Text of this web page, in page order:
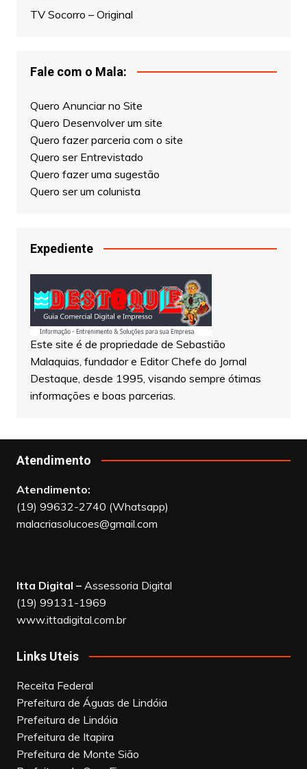
TV Socorro – Original
Fale com o Mala:
Quero Anunciar no Site
Quero Desenvolver um site
Quero fazer parceria com o site
Quero ser Entrevistado
Quero fazer uma sugestão
Quero ser um colunista
Expediente
Este site é de propriedade de Sebastião
Malaquias, fundador e Editor Chefe do Jornal
Destaque, desde 1995, visando sempre ótimas
informações e boas parcerias.
Atendimento
Atendimento:
(19) 99632-2740 (Whatsapp)
malacriasolucoes@gmail.com
Itta Digital – Assessoria Digital
(19) 99131-1969
www.ittadigital.com.br
Links Uteis
Receita Federal
Prefeitura de Águas de Lindóia
Prefeitura de Lindóia
Prefeitura de Itapira
Prefeitura de Monte Sião